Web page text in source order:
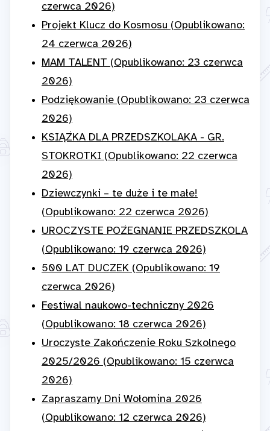
czerwca 2026)
Projekt Klucz do Kosmosu (Opublikowano:
24 czerwca 2026)
MAM TALENT (Opublikowano: 23 czerwca
2026)
Podziękowanie (Opublikowano: 23 czerwca
2026)
KSIĄŻKA DLA PRZEDSZKOLAKA - GR.
STOKROTKI (Opublikowano: 22 czerwca
2026)
Dziewczynki – te duże i te małe!
(Opublikowano: 22 czerwca 2026)
UROCZYSTE POŻEGNANIE PRZEDSZKOLA
(Opublikowano: 19 czerwca 2026)
500 LAT DUCZEK (Opublikowano: 19
czerwca 2026)
Festiwal naukowo-techniczny 2026
(Opublikowano: 18 czerwca 2026)
Uroczyste Zakończenie Roku Szkolnego
2025/2026 (Opublikowano: 15 czerwca
2026)
Zapraszamy Dni Wołomina 2026
(Opublikowano: 12 czerwca 2026)